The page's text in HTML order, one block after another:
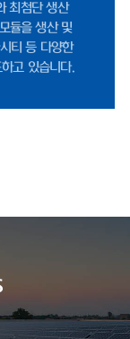
해외우려기관) 관
되면서 비중국계 공급망
국 태양광 매출은 세액
년에도 증가할 것"으
지 공급사업'을 명문화
공장 가동률은 각각
인증기관인 UL에서
테스트를 통하여
니다.